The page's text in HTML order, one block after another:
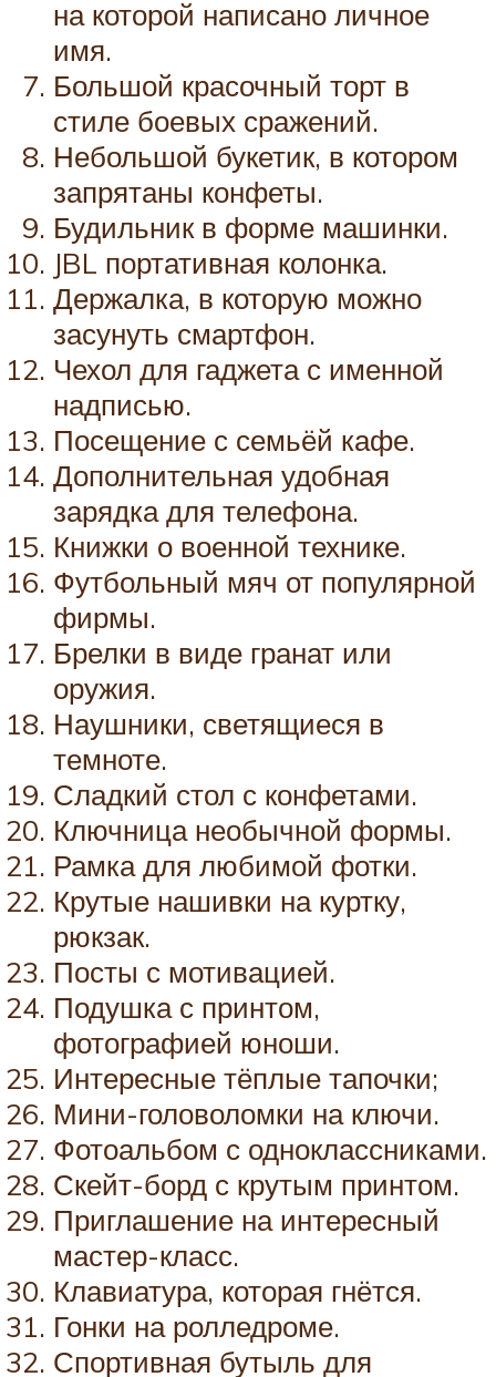
на которой написано личное
имя.
Большой красочный торт в
стиле боевых сражений.
Небольшой букетик, в котором
запрятаны конфеты.
Будильник в форме машинки.
JBL портативная колонка.
Держалка, в которую можно
засунуть смартфон.
Чехол для гаджета с именной
надписью.
Посещение с семьёй кафе.
Дополнительная удобная
зарядка для телефона.
Книжки о военной технике.
Футбольный мяч от популярной
фирмы.
Брелки в виде гранат или
оружия.
Наушники, светящиеся в
темноте.
Сладкий стол с конфетами.
Ключница необычной формы.
Рамка для любимой фотки.
Крутые нашивки на куртку,
рюкзак.
Посты с мотивацией.
Подушка с принтом,
фотографией юноши.
Интересные тёплые тапочки;
Мини-головоломки на ключи.
Фотоальбом с одноклассниками.
Скейт-борд с крутым принтом.
Приглашение на интересный
мастер-класс.
Клавиатура, которая гнётся.
Гонки на ролледроме.
Спортивная бутыль для